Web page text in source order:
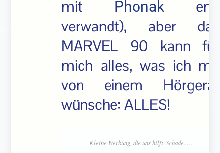
mit
Phonak eng
verwandt), aber das
MARVEL 90 kann für
mich alles, was ich mir
von einem Hörgerät
wünsche: ALLES!